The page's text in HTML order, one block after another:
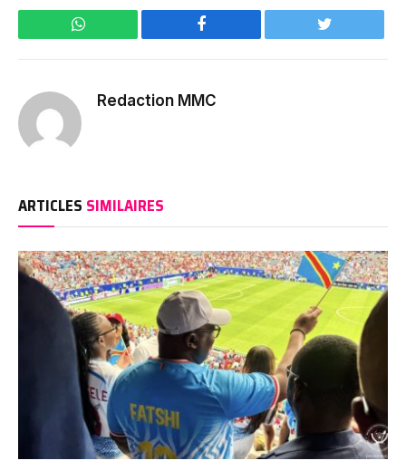
WhatsApp Facebook Twitter
Redaction MMC
ARTICLES SIMILAIRES